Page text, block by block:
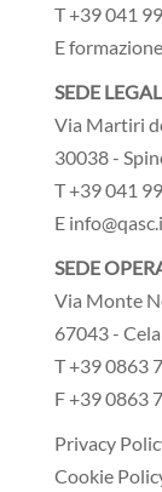
T +39 041
E
SEDE
Via Martiri
30038 -
T +39 041
E
SEDE
Via Monte
67043 -
T +39 0863
F +39 0863
Privacy
Cookie